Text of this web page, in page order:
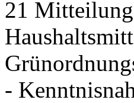
21
-